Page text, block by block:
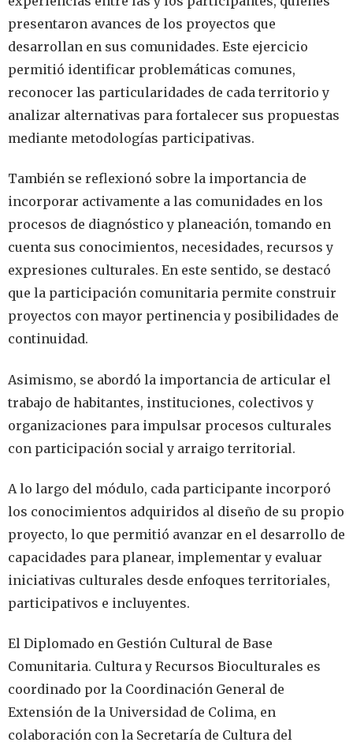
presentaron avances de los proyectos que
desarrollan en sus comunidades. Este ejercicio
permitió identificar problemáticas comunes,
reconocer las particularidades de cada territorio y
analizar alternativas para fortalecer sus propuestas
mediante metodologías participativas.
También se reflexionó sobre la importancia de
incorporar activamente a las comunidades en los
procesos de diagnóstico y planeación, tomando en
cuenta sus conocimientos, necesidades, recursos y
expresiones culturales. En este sentido, se destacó
que la participación comunitaria permite construir
proyectos con mayor pertinencia y posibilidades de
continuidad.
Asimismo, se abordó la importancia de articular el
trabajo de habitantes, instituciones, colectivos y
organizaciones para impulsar procesos culturales
con participación social y arraigo territorial.
A lo largo del módulo, cada participante incorporó
los conocimientos adquiridos al diseño de su propio
proyecto, lo que permitió avanzar en el desarrollo de
capacidades para planear, implementar y evaluar
iniciativas culturales desde enfoques territoriales,
participativos e incluyentes.
El Diplomado en Gestión Cultural de Base
Comunitaria. Cultura y Recursos Bioculturales es
coordinado por la Coordinación General de
Extensión de la Universidad de Colima, en
colaboración con la Secretaría de Cultura del